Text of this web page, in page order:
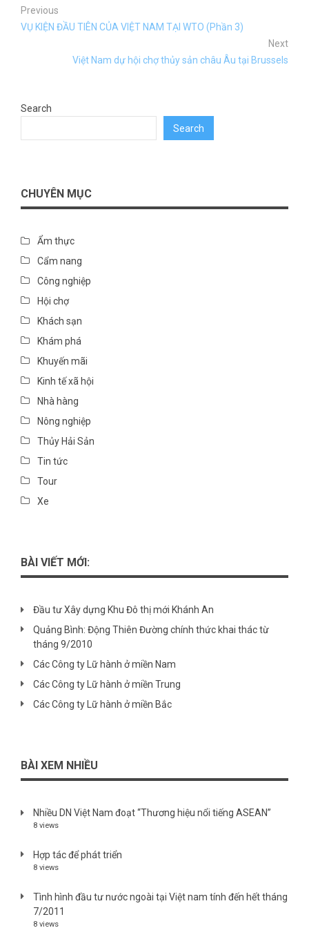
Previous
VỤ KIỆN ĐẦU TIÊN CỦA VIỆT NAM TẠI WTO (Phần 3)
Next
Việt Nam dự hội chợ thủy sản châu Âu tại Brussels
Search
Search
CHUYÊN MỤC
Ẩm thực
Cẩm nang
Công nghiệp
Hội chợ
Khách sạn
Khám phá
Khuyến mãi
Kinh tế xã hội
Nhà hàng
Nông nghiệp
Thủy Hải Sản
Tin tức
Tour
Xe
BÀI VIẾT MỚI:
Đầu tư Xây dựng Khu Đô thị mới Khánh An
Quảng Bình: Động Thiên Đường chính thức khai thác từ
tháng 9/2010
Các Công ty Lữ hành ở miền Nam
Các Công ty Lữ hành ở miền Trung
Các Công ty Lữ hành ở miền Bắc
BÀI XEM NHIỀU
Nhiều DN Việt Nam đoạt “Thương hiệu nổi tiếng ASEAN”
8 views
Hợp tác để phát triển
8 views
Tình hình đầu tư nước ngoài tại Việt nam tính đến hết tháng
7/2011
8 views